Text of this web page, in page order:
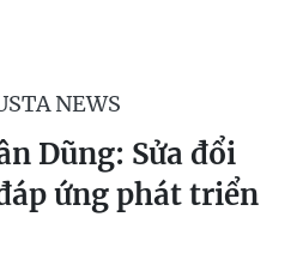
NEWS
Dũng: Sửa đổi
ứng phát triển